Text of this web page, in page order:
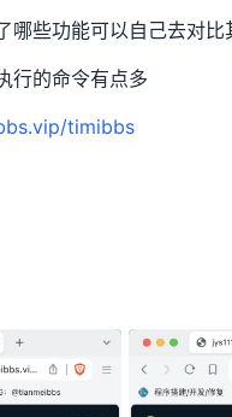
哪些功能可以自己去对
行的命令有点多
timibbs